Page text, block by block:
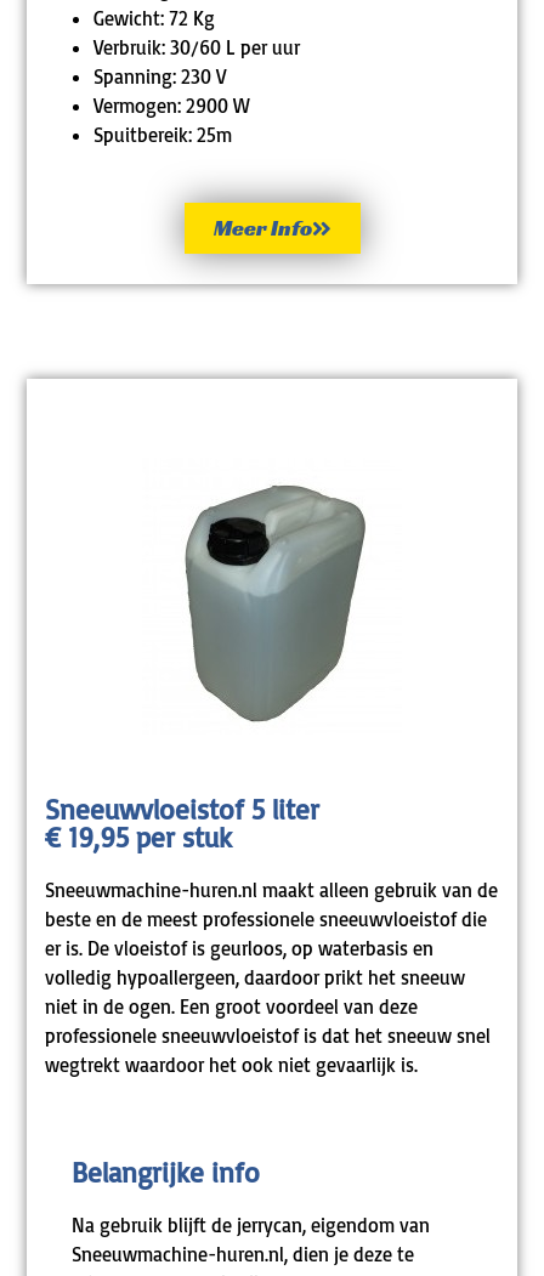
Gewicht: 72 Kg
Verbruik: 30/60 L per uur
Spanning: 230 V
Vermogen: 2900 W
Spuitbereik: 25m
Meer Info
Sneeuwvloeistof 5 liter
€ 19,95 per stuk
Sneeuwmachine-huren.nl maakt alleen gebruik van de
beste en de meest professionele sneeuwvloeistof die
er is. De vloeistof is geurloos, op waterbasis en
volledig hypoallergeen, daardoor prikt het sneeuw
niet in de ogen. Een groot voordeel van deze
professionele sneeuwvloeistof is dat het sneeuw snel
wegtrekt waardoor het ook niet gevaarlijk is.
Belangrijke info
Na gebruik blijft de jerrycan, eigendom van
Sneeuwmachine-huren.nl, dien je deze te